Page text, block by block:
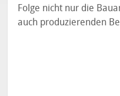
Folge nicht nur die
auch produzierenden